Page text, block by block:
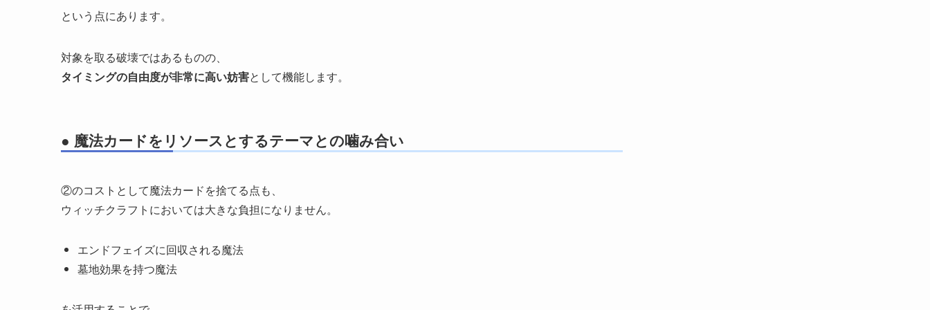
という点にあります。
対象を取る破壊ではあるものの、
タイミングの自由度が非常に高い妨害として機能します。
● 魔法カードをリソースとするテーマとの噛み合い
②のコストとして魔法カードを捨てる点も、
ウィッチクラフトにおいては大きな負担になりません。
エンドフェイズに回収される魔法
墓地効果を持つ魔法